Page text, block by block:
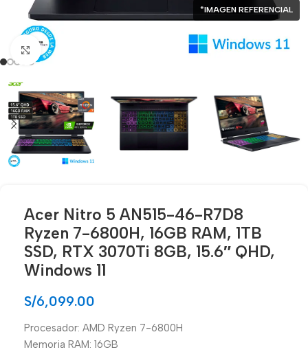
Click para agrandar
*IMAGEN REFERENCIAL
Acer Nitro 5 AN515-46-R7D8
Ryzen 7-6800H, 16GB RAM, 1TB
SSD, RTX 3070Ti 8GB, 15.6″ QHD,
Windows 11
S/6,099.00
Procesador: AMD Ryzen 7-6800H
Memoria RAM: 16GB